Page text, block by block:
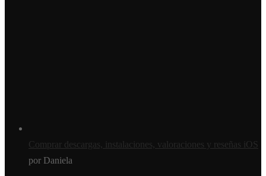
Comprar descargas, instalaciones, valoraciones y reseñas iOS
por Daniela